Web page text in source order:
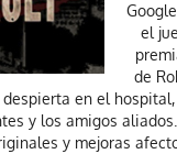
el
de
en el
y los amigos
y mejoras